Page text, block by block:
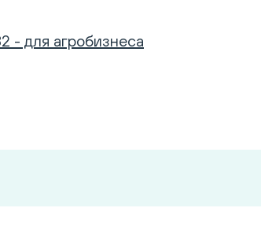
- для агробизнеса